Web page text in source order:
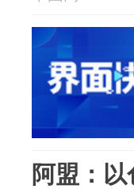
阿盟：